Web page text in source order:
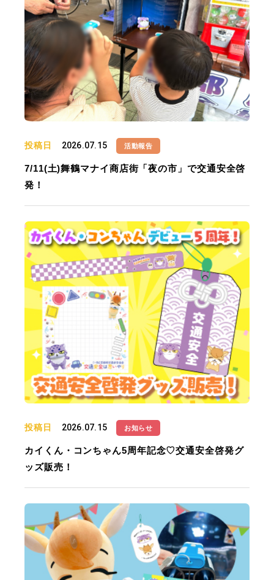
投稿日 2026.07.15 活動報告
7/11(土)舞鶴マナイ商店街「夜の市」で交通安全啓
発！
投稿日 2026.07.15 お知らせ
カイくん・コンちゃん5周年記念♡交通安全啓発グ
ッズ販売！